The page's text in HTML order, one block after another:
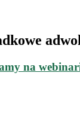
na